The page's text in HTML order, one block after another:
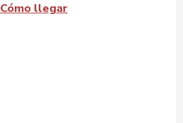
Cómo llegar